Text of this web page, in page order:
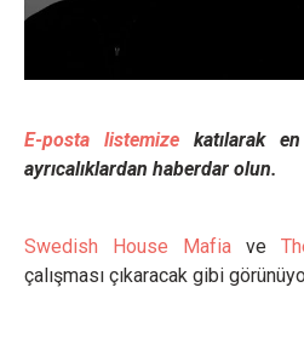
E-posta listemizekatılarak
ayrıcalıklardan haberdar olun.
Swedish House Mafia ve
çalışması çıkaracak gibi